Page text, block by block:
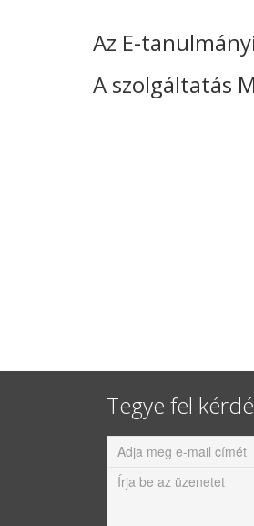
Az E-
A szolgáltatás
Tegye fel